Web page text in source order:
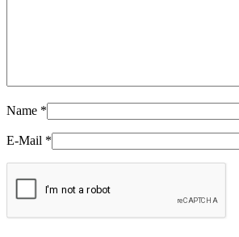
Name *
E-Mail *